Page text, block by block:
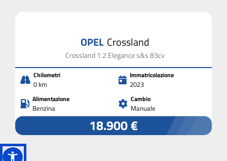
OPEL Crossland
Crossland 1.2 Elegance s&s 83cv
Chilometri
0 km
Immatricolazione
2023
Alimentazione
Benzina
Cambio
Manuale
18.900 €